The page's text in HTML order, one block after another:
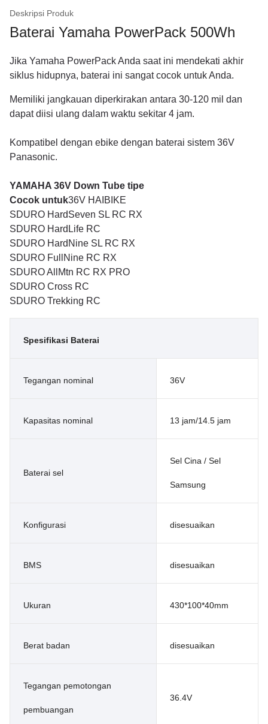
Deskripsi Produk
Baterai Yamaha PowerPack 500Wh
Jika Yamaha PowerPack Anda saat ini mendekati akhir
siklus hidupnya, baterai ini sangat cocok untuk Anda.
Memiliki jangkauan diperkirakan antara 30-120 mil dan
dapat diisi ulang dalam waktu sekitar 4 jam.
Kompatibel dengan ebike dengan baterai sistem 36V
Panasonic.
YAMAHA 36V Down Tube tipe
Cocok untuk36V HAIBIKE
SDURO HardSeven SL RC RX
SDURO HardLife RC
SDURO HardNine SL RC RX
SDURO FullNine RC RX
SDURO AllMtn RC RX PRO
SDURO Cross RC
SDURO Trekking RC
Spesifikasi Baterai
Tegangan nominal 36V
Kapasitas nominal 13 jam/14.5 jam
Baterai sel
Sel Cina / Sel
Samsung
Konfigurasi disesuaikan
BMS disesuaikan
Ukuran 430*100*40mm
Berat badan disesuaikan
Tegangan pemotongan
pembuangan
36.4V